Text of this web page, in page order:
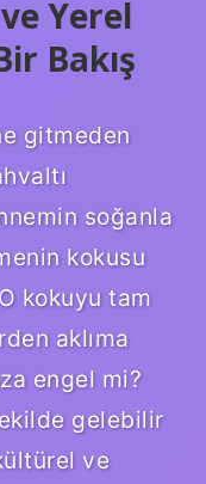
Yerel
Bakış
gitmeden
soğanla
kokusu
kokuyu tam
aklıma
engel mi?
gelebilir
ve